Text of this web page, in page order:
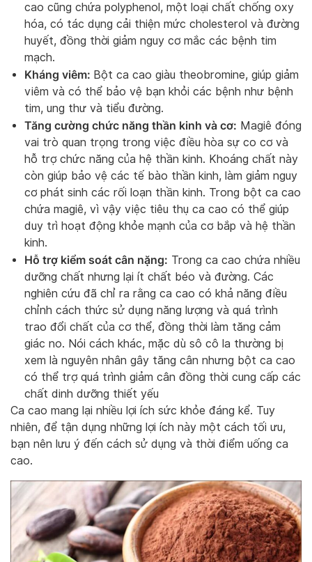
cao cũng chứa polyphenol, một loại chất chống oxy
hóa, có tác dụng cải thiện mức cholesterol và đường
huyết, đồng thời giảm nguy cơ mắc các bệnh tim
mạch.
Kháng viêm: Bột ca cao giàu theobromine, giúp giảm
viêm và có thể bảo vệ bạn khỏi các bệnh như bệnh
tim, ung thư và tiểu đường.
Tăng cường chức năng thần kinh và cơ: Magiê đóng
vai trò quan trọng trong việc điều hòa sự co cơ và
hỗ trợ chức năng của hệ thần kinh. Khoáng chất này
còn giúp bảo vệ các tế bào thần kinh, làm giảm nguy
cơ phát sinh các rối loạn thần kinh. Trong bột ca cao
chứa magiê, vì vậy việc tiêu thụ ca cao có thể giúp
duy trì hoạt động khỏe mạnh của cơ bắp và hệ thần
kinh.
Hỗ trợ kiểm soát cân nặng: Trong ca cao chứa nhiều
dưỡng chất nhưng lại ít chất béo và đường. Các
nghiên cứu đã chỉ ra rằng ca cao có khả năng điều
chỉnh cách thức sử dụng năng lượng và quá trình
trao đổi chất của cơ thể, đồng thời làm tăng cảm
giác no. Nói cách khác, mặc dù sô cô la thường bị
xem là nguyên nhân gây tăng cân nhưng bột ca cao
có thể trợ quá trình giảm cân đồng thời cung cấp các
chất dinh dưỡng thiết yếu
Ca cao mang lại nhiều lợi ích sức khỏe đáng kể. Tuy
nhiên, để tận dụng những lợi ích này một cách tối ưu,
bạn nên lưu ý đến cách sử dụng và thời điểm uống ca
cao.